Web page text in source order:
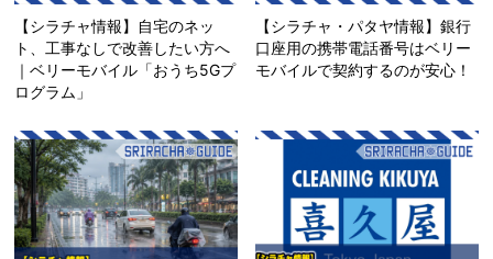
【シラチャ情報】自宅のネッ
ト、工事なしで改善したい方へ
｜ベリーモバイル「おうち5Gプ
ログラム」
【シラチャ・パタヤ情報】銀行
口座用の携帯電話番号はベリー
モバイルで契約するのが安心！